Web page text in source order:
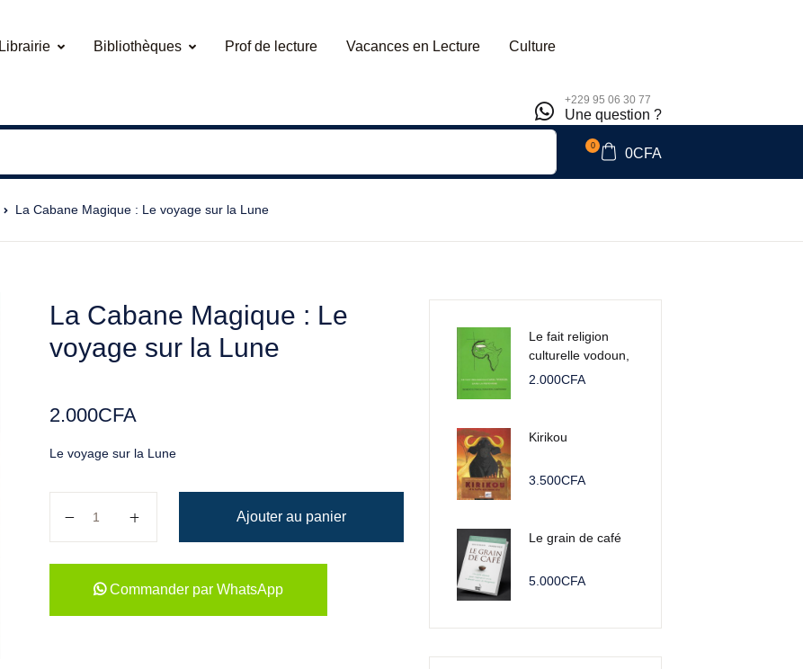
Librairie Bibliothèques Prof de lecture Vacances en Lecture Culture
+229 95 06 30 77
Une question ?
0
0CFA
La Cabane Magique : Le voyage sur la Lune
La Cabane Magique : Le
voyage sur la Lune
2.000CFA
Le voyage sur la Lune
Ajouter au panier
Commander par WhatsApp
Le fait religion
culturelle vodoun,
sans la psychose
2.000CFA
Kirikou
3.500CFA
Le grain de café
5.000CFA